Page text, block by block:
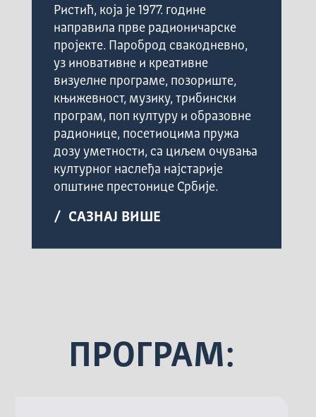
Ристић, која је 1977. године
направила прве радионичарске
пројекте. Пароброд свакодневно,
уз иновативне и креативне
визуелне програме, позориште,
књижевност, музику, трибински
програм, поп културу и образовне
радионице, посетиоцима пружа
дозу уметности, са циљем очувања
културног наслеђа најстарије
општине престонице Србије.
/ САЗНАЈ ВИШЕ
ПРОГРАМ: